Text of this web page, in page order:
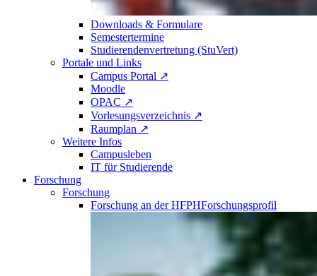
Downloads & Formulare
Semestertermine
Studierendenvertretung (StuVert)
Portale und Links
Campus Portal ↗
Moodle
OPAC ↗
Vorlesungsverzeichnis ↗
Raumplan ↗
Weitere Infos
Campusleben
IT für Studierende
Forschung
Forschung
Forschung an der HFPHForschungsprofil